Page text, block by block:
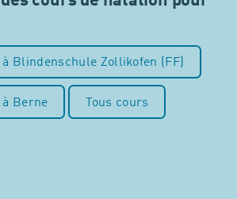
Blindenschule Zollikofen (FF)
Berne Tous cours